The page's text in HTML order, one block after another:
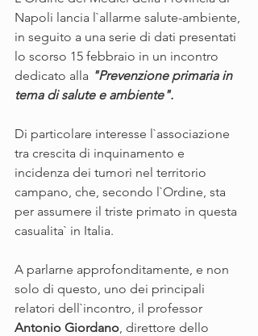
Napoli lancia l`allarme salute-ambiente,
in seguito a una serie di dati presentati
lo scorso 15 febbraio in un incontro
dedicato alla "Prevenzione primaria in
tema di salute e ambiente".
Di particolare interesse l`associazione
tra crescita di inquinamento e
incidenza dei tumori nel territorio
campano, che, secondo l`Ordine, sta
per assumere il triste primato in questa
casualita` in Italia.
A parlarne approfonditamente, e non
solo di questo, uno dei principali
relatori dell`incontro, il professor
Antonio Giordano, direttore dello